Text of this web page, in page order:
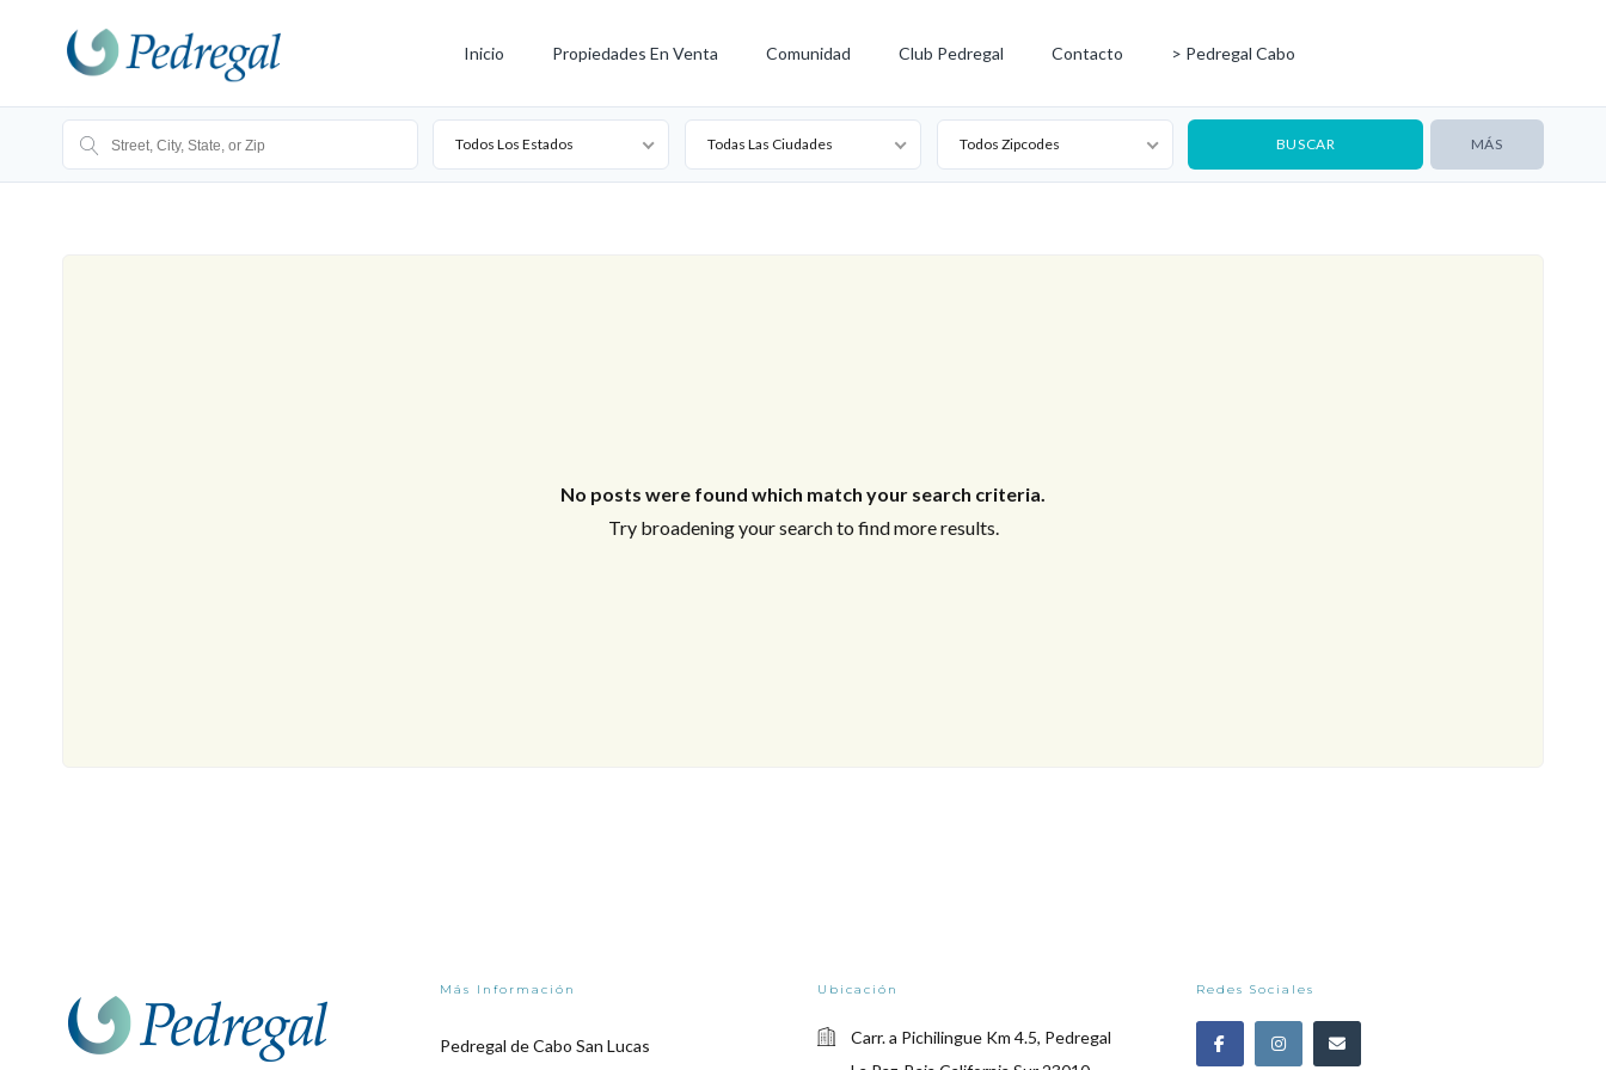
Inicio Propiedades En Venta Comunidad Club Pedregal Contacto > Pedregal Cabo
Todos Los Estados Todas Las Ciudades Todos Zipcodes MÁS
No posts were found which match your search criteria.
Try broadening your search to find more results.
Más Información
Pedregal de Cabo San Lucas
Ubicación
Carr. a Pichilingue Km 4.5, Pedregal
Redes Sociales